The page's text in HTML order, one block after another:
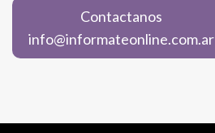
Contactanos
info@informateonline.com.ar